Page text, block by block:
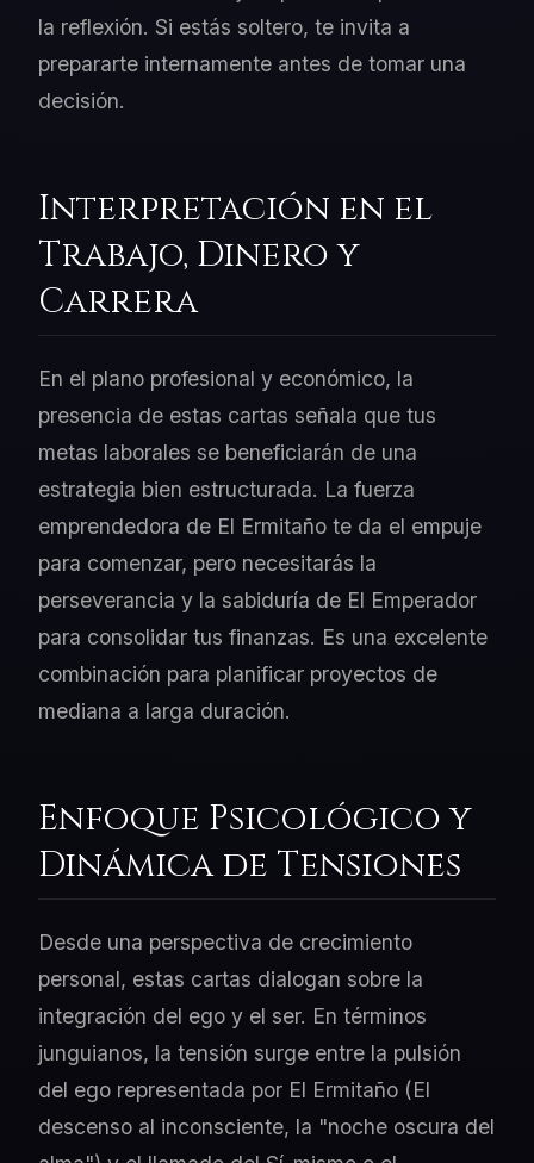
la reflexión. Si estás soltero, te invita a
prepararte internamente antes de tomar una
decisión.
Interpretación en el
Trabajo, Dinero y
Carrera
En el plano profesional y económico, la
presencia de estas cartas señala que tus
metas laborales se beneficiarán de una
estrategia bien estructurada. La fuerza
emprendedora de El Ermitaño te da el empuje
para comenzar, pero necesitarás la
perseverancia y la sabiduría de El Emperador
para consolidar tus finanzas. Es una excelente
combinación para planificar proyectos de
mediana a larga duración.
Enfoque Psicológico y
Dinámica de Tensiones
Desde una perspectiva de crecimiento
personal, estas cartas dialogan sobre la
integración del ego y el ser. En términos
junguianos, la tensión surge entre la pulsión
del ego representada por El Ermitaño (El
descenso al inconsciente, la "noche oscura del